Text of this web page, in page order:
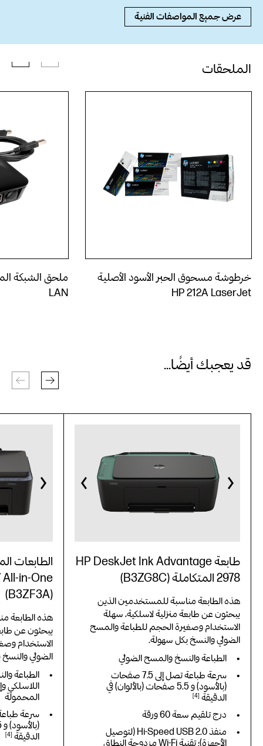
عرض جميع المواصفات الفنية
الملحقات
LAN
خرطوشة مسحوق الحبر الأسود الأصلية
HP 212A LaserJet
قد يعجبك أيضًا...
(B3ZF3A)
هذه الطابعة
يبحثون عن
الاستخدام
الضوئي
الطباعة
اللاسلكي
المحمولة
(بالأسود) و 5.5‏ صفحات (بالألوان) في
الدقيقة 4
طابعة HP DeskJet Ink Advantage
2978 المتكاملة (B3ZG8C)
هذه الطابعة مناسبة للمستخدمين الذين
يبحثون عن طابعة منزلية لاسلكية، سهلة
الاستخدام وصغيرة الحجم للطباعة والمسح
الضوئي والنسخ بكل سهولة.
الطباعة والنسخ والمسح الضوئي
سرعة طباعة تصل إلى 7.5‏ صفحات
(بالأسود) و 5.5‏ صفحات (بالألوان) في
الدقيقة 4
درج تلقيم سعة 60 ورقة
منفذ Hi-Speed USB 2.0 (لتوصيل
الأجهزة)؛ تقنية Wi-Fi مزدوجة النطاق